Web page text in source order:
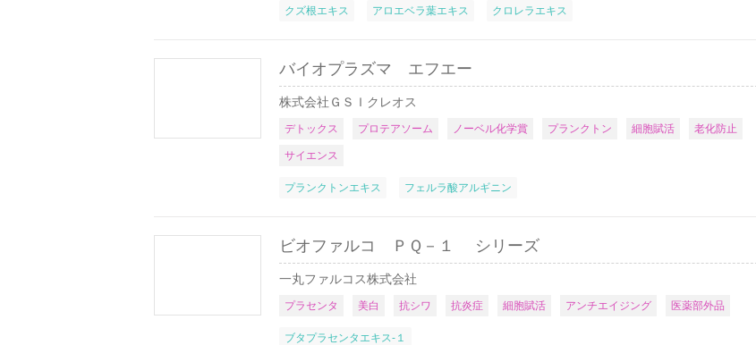
クズ根エキス アロエベラ葉エキス クロレラエキス
バイオプラズマ エフエー
株式会社ＧＳＩクレオス
デトックス プロテアソーム ノーベル化学賞 プランクトン 細胞賦活 老化防止
サイエンス
プランクトンエキス フェルラ酸アルギニン
ビオファルコ ＰＱ－１ シリーズ
一丸ファルコス株式会社
プラセンタ 美白 抗シワ 抗炎症 細胞賦活 アンチエイジング 医薬部外品
ブタプラセンタエキス-１